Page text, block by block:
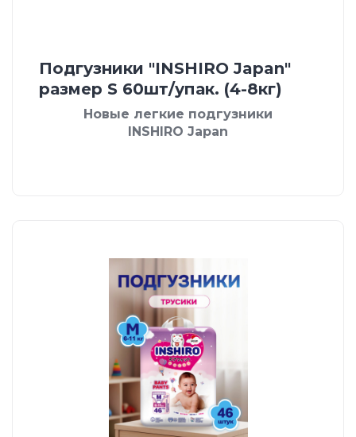
Подгузники "INSHIRO Japan"
размер S 60шт/упак. (4-8кг)
Новые легкие подгузники
INSHIRO Japan